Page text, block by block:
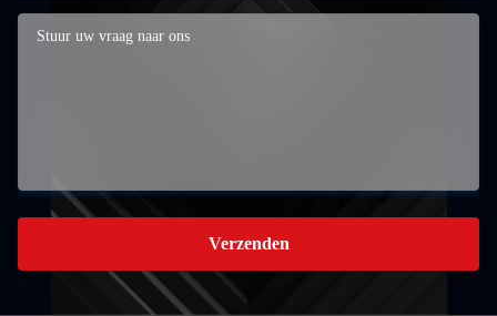
Verzenden